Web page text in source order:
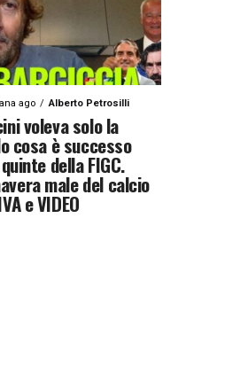
ago Alberto Petrosilli
voleva solo la
cosa è successo
della FIGC.
male del calcio
e VIDEO